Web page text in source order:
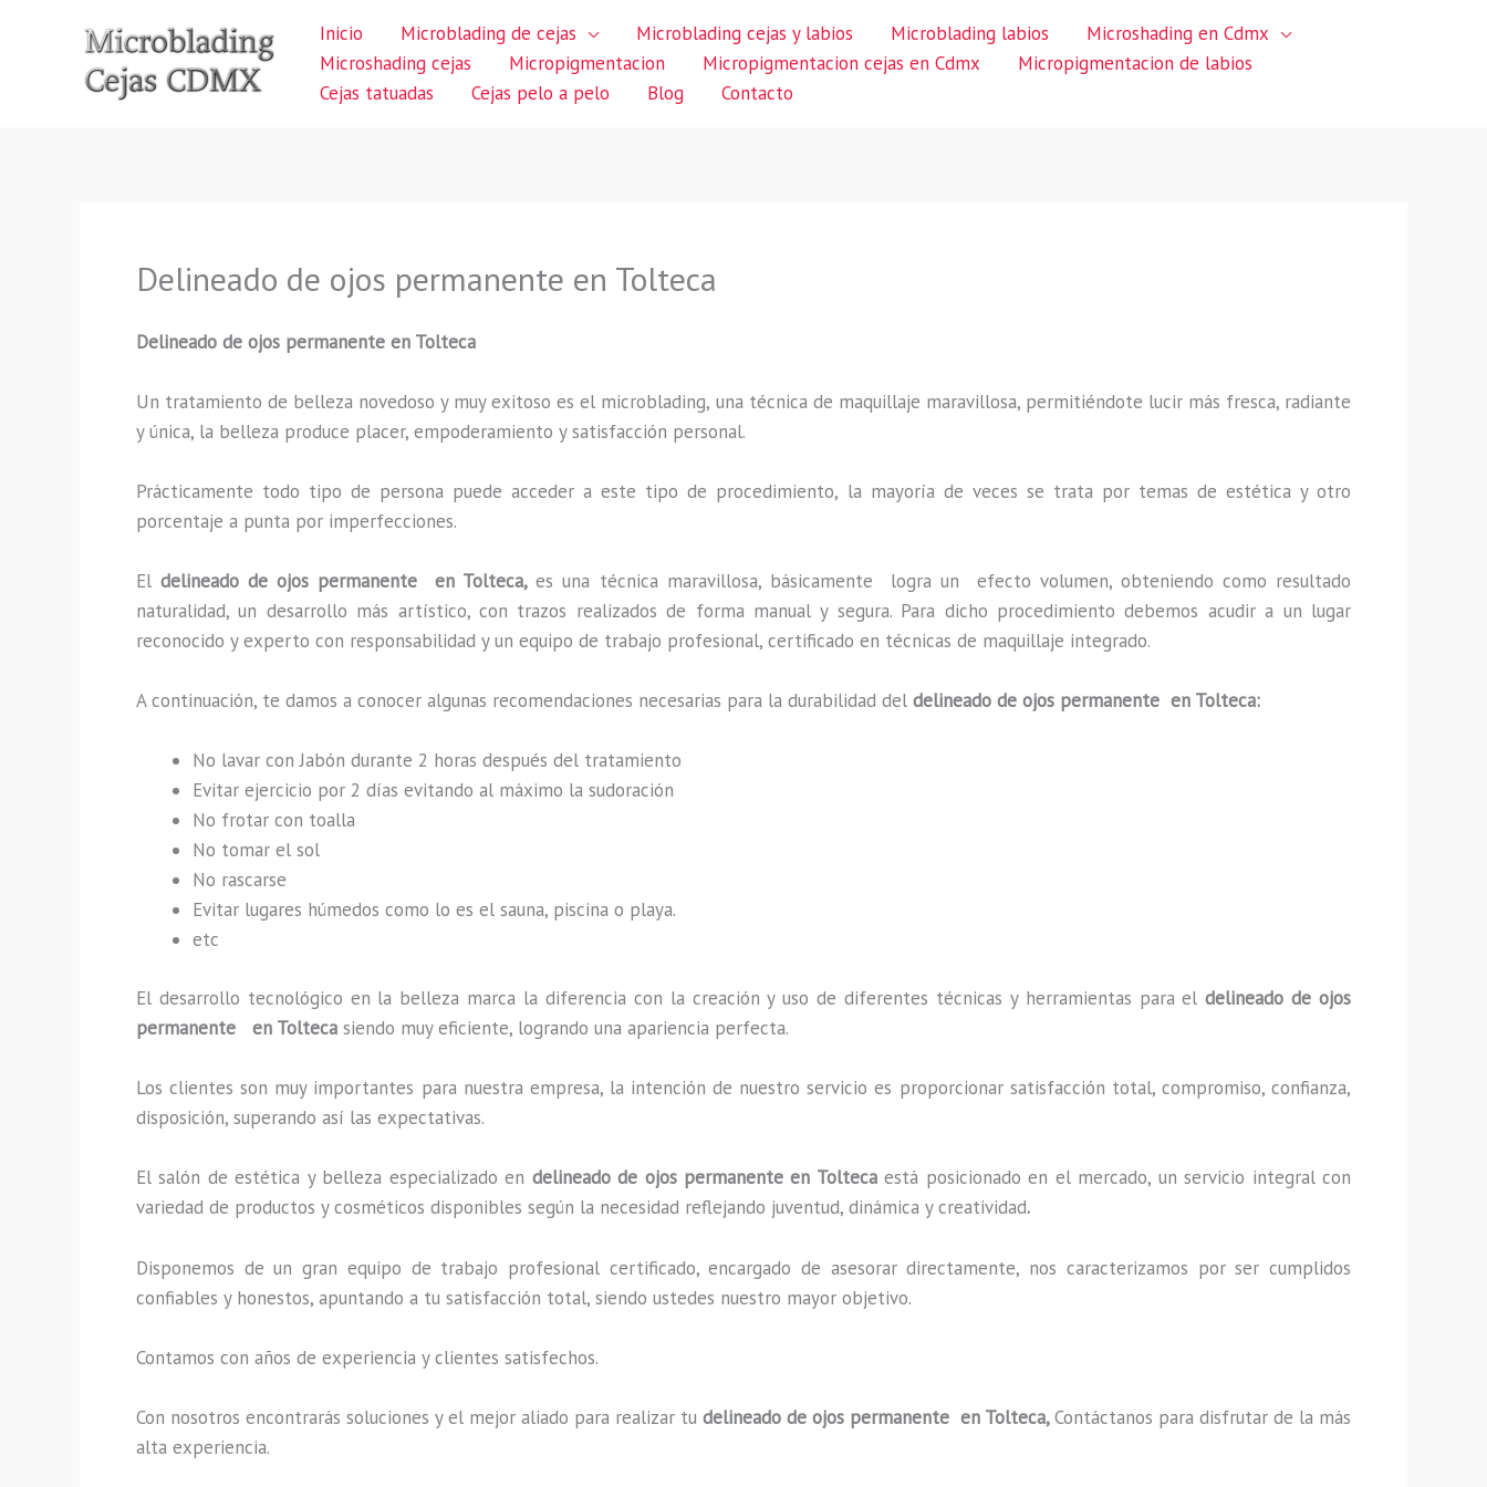
Inicio Microblading de cejas Microblading cejas y labios Microblading labios
Microshading en Cdmx
Microshading cejas
Micropigmentacion Micropigmentacion cejas en Cdmx
Micropigmentacion de labios
Cejas tatuadas
Cejas pelo a pelo Blog Contacto
Delineado de ojos permanente en Tolteca
Delineado de ojos permanente en Tolteca
Un tratamiento de belleza novedoso y muy exitoso es el microblading, una técnica de maquillaje maravillosa, permitiéndote lucir más fresca, radiante
y única, la belleza produce placer, empoderamiento y satisfacción personal.
Prácticamente todo tipo de persona puede acceder a este tipo de procedimiento, la mayoría de veces se trata por temas de estética y otro
porcentaje a punta por imperfecciones.
Eldelineado de ojos permanente en Tolteca,es una técnica maravillosa, básicamente
logra un efecto volumen, obteniendo como resultado
naturalidad, un desarrollo más artístico, con trazos realizados de forma manual y segura. Para dicho procedimiento debemos acudir a un lugar
reconocido y experto con responsabilidad y un equipo de trabajo profesional, certificado en técnicas de maquillaje integrado.
A continuación, te damos a conocer algunas recomendaciones necesarias para la durabilidad del delineado de ojos permanente en Tolteca:
No lavar con Jabón durante 2 horas después del tratamiento
Evitar ejercicio por 2 días evitando al máximo la sudoración
No frotar con toalla
No tomar el sol
No rascarse
Evitar lugares húmedos como lo es el sauna, piscina o playa.
etc
El desarrollo tecnológico en la belleza marca la diferencia con la creación y uso de diferentes técnicas y herramientas para eldelineado de ojos
permanente en Tolteca siendo muy eficiente, logrando una apariencia perfecta.
Los clientes son muy importantes para nuestra empresa, la intención de nuestro servicio es proporcionar satisfacción total, compromiso, confianza,
disposición, superando así las expectativas.
El salón de estética y belleza especializado en delineado de ojos permanente en Toltecaestá posicionado en el mercado, un servicio integral con
variedad de productos y cosméticos disponibles según la necesidad reflejando juventud, dinámica y creatividad.
Disponemos de un gran equipo de trabajo profesional certificado, encargado de asesorar directamente, nos caracterizamos por ser cumplidos
confiables y honestos, apuntando a tu satisfacción total, siendo ustedes nuestro mayor objetivo.
Contamos con años de experiencia y clientes satisfechos.
Con nosotros encontrarás soluciones y el mejor aliado para realizar tu delineado de ojos permanente en Tolteca,Contáctanos para disfrutar de la más
alta experiencia.